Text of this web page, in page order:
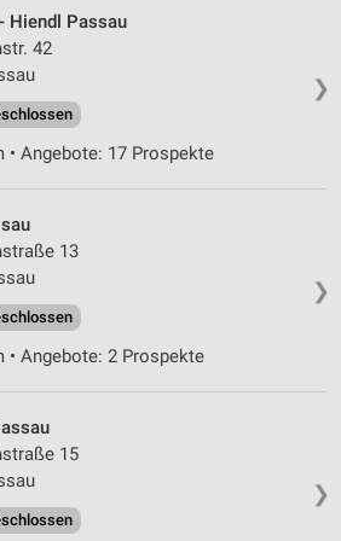
❯
Hiendl Passau
42
• Angebote: 17 Prospekte
❯
13
• Angebote: 2 Prospekte
❯
15